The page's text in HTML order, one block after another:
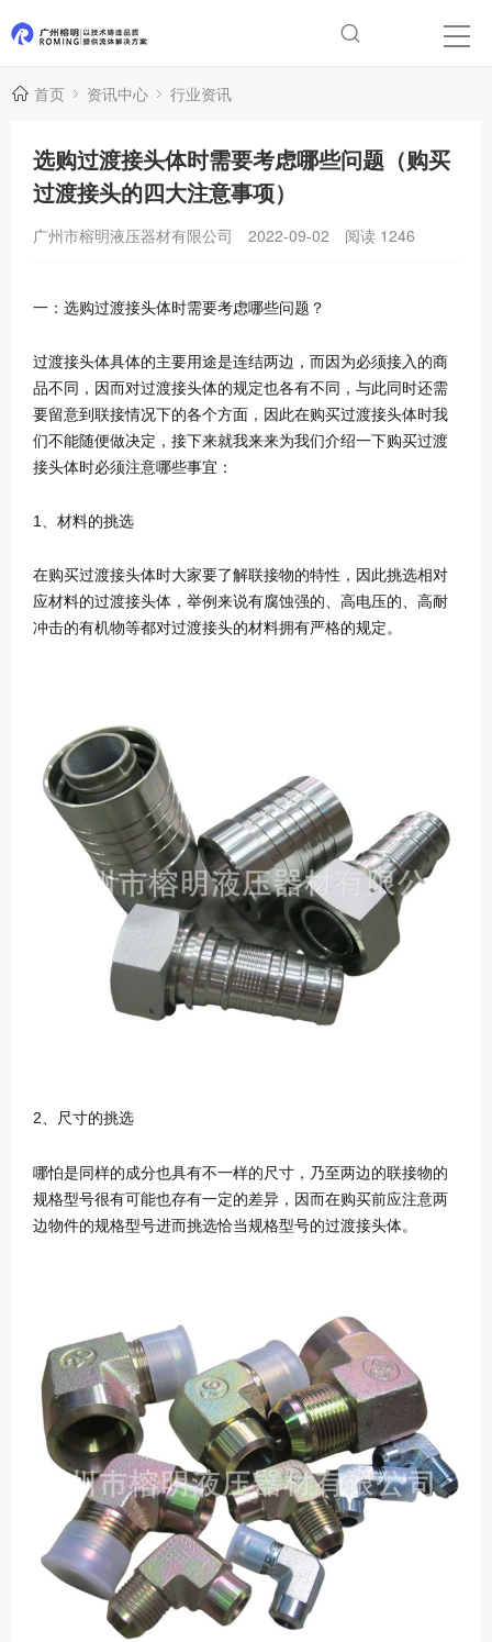
首页 资讯中心 行业资讯
选购过渡接头体时需要考虑哪些问题（购买
过渡接头的四大注意事项）
广州市榕明液压器材有限公司 2022-09-02 阅读 1246
一：选购过渡接头体时需要考虑哪些问题？
过渡接头体具体的主要用途是连结两边，而因为必须接入的商
品不同，因而对过渡接头体的规定也各有不同，与此同时还需
要留意到联接情况下的各个方面，因此在购买过渡接头体时我
们不能随便做决定，接下来就我来来为我们介绍一下购买过渡
接头体时必须注意哪些事宜：
1、材料的挑选
在购买过渡接头体时大家要了解联接物的特性，因此挑选相对
应材料的过渡接头体，举例来说有腐蚀强的、高电压的、高耐
冲击的有机物等都对过渡接头的材料拥有严格的规定。
2、尺寸的挑选
哪怕是同样的成分也具有不一样的尺寸，乃至两边的联接物的
规格型号很有可能也存有一定的差异，因而在购买前应注意两
边物件的规格型号进而挑选恰当规格型号的过渡接头体。